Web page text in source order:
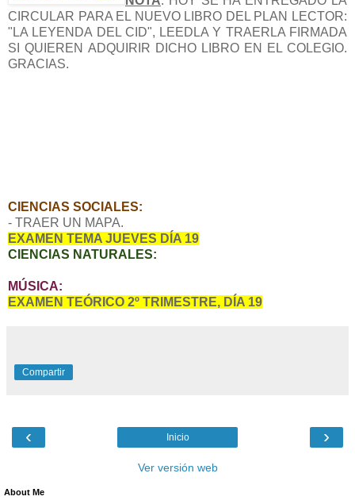
CIRCULAR PARA EL NUEVO LIBRO DEL PLAN LECTOR:
"LA LEYENDA DEL CID", LEEDLA Y TRAERLA FIRMADA
SI QUIEREN ADQUIRIR DICHO LIBRO EN EL COLEGIO.
GRACIAS.
CIENCIAS SOCIALES:
- TRAER UN MAPA.
EXAMEN TEMA JUEVES DÍA 19
CIENCIAS NATURALES:
MÚSICA:
EXAMEN TEÓRICO 2º TRIMESTRE, DÍA 19
Compartir
‹ ›
Inicio
Ver versión web
About Me